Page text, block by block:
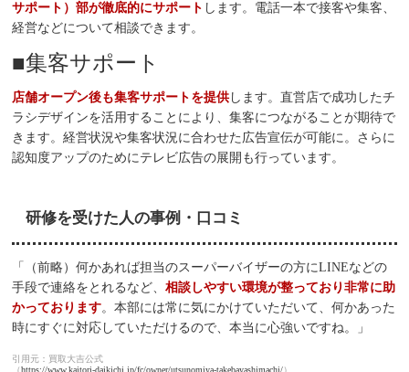
サポート）部が徹底的にサポート します。電話一本で接客や集客、
経営などについて相談できます。
■集客サポート
店舗オープン後も集客サポートを提供します。直営店で成功したチ
ラシデザインを活用することにより、集客につながることが期待で
きます。経営状況や集客状況に合わせた広告宣伝が可能に。さらに
認知度アップのためにテレビ広告の展開も行っています。
研修を受けた人の事例・口コミ
「（前略）何かあれば担当のスーパーバイザーの方にLINEなどの
手段で連絡をとれるなど、相談しやすい環境が整っており非常に助
かっております。本部には常に気にかけていただいて、何かあった
時にすぐに対応していただけるので、本当に心強いですね。」
引用元：買取大吉公式
（https://www.kaitori-daikichi.jp/fc/owner/utsunomiya-takebayashimachi/）